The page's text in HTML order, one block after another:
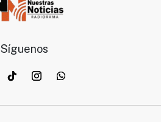
Síguenos